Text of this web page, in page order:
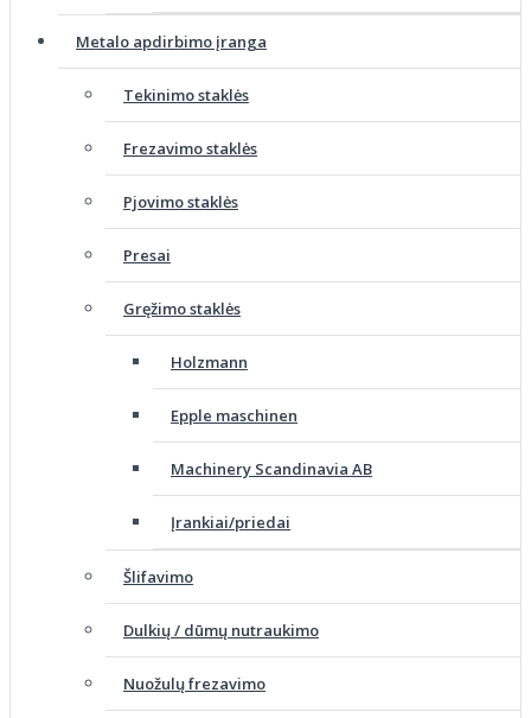
Metalo apdirbimo įranga
Tekinimo staklės
Frezavimo staklės
Pjovimo staklės
Presai
Gręžimo staklės
Holzmann
Epple maschinen
Machinery Scandinavia AB
Įrankiai/priedai
Šlifavimo
Dulkių / dūmų nutraukimo
Nuožulų frezavimo